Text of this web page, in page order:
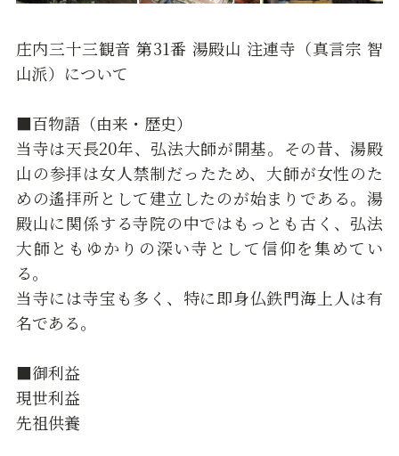
庄内三十三観音 第31番 湯殿山 注連寺（真言宗 智
山派）について
■百物語（由来・歴史）
当寺は天長20年、弘法大師が開基。その昔、湯殿
山の参拝は女人禁制だったため、大師が女性のた
めの遙拝所として建立したのが始まりである。湯
殿山に関係する寺院の中ではもっとも古く、弘法
大師ともゆかりの深い寺として信仰を集めてい
る。
当寺には寺宝も多く、特に即身仏鉄門海上人は有
名である。
■御利益
現世利益
先祖供養